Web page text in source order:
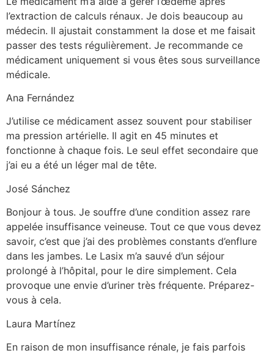
l’extraction de calculs rénaux. Je dois beaucoup au
médecin. Il ajustait constamment la dose et me faisait
passer des tests régulièrement. Je recommande ce
médicament uniquement si vous êtes sous surveillance
médicale.
Ana Fernández
J’utilise ce médicament assez souvent pour stabiliser
ma pression artérielle. Il agit en 45 minutes et
fonctionne à chaque fois. Le seul effet secondaire que
j’ai eu a été un léger mal de tête.
José Sánchez
Bonjour à tous. Je souffre d’une condition assez rare
appelée insuffisance veineuse. Tout ce que vous devez
savoir, c’est que j’ai des problèmes constants d’enflure
dans les jambes. Le Lasix m’a sauvé d’un séjour
prolongé à l’hôpital, pour le dire simplement. Cela
provoque une envie d’uriner très fréquente. Préparez-
vous à cela.
Laura Martínez
En raison de mon insuffisance rénale, je fais parfois